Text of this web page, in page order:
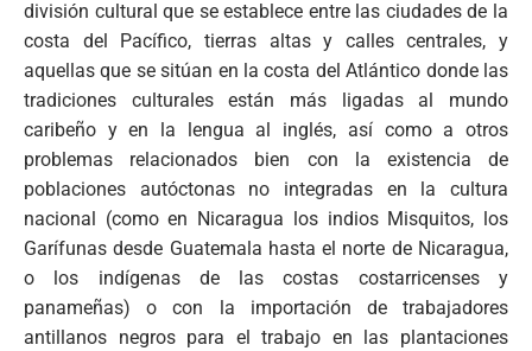
división cultural que se establece entre las ciudades de la
costa del Pacífico, tierras altas y calles centrales, y
aquellas que se sitúan en la costa del Atlántico donde las
tradiciones culturales están más ligadas al mundo
caribeño y en la lengua al inglés, así como a otros
problemas relacionados bien con la existencia de
poblaciones autóctonas no integradas en la cultura
nacional (como en Nicaragua los indios Misquitos, los
Garífunas desde Guatemala hasta el norte de Nicaragua,
o los indígenas de las costas costarricenses y
panameñas) o con la importación de trabajadores
antillanos negros para el trabajo en las plantaciones